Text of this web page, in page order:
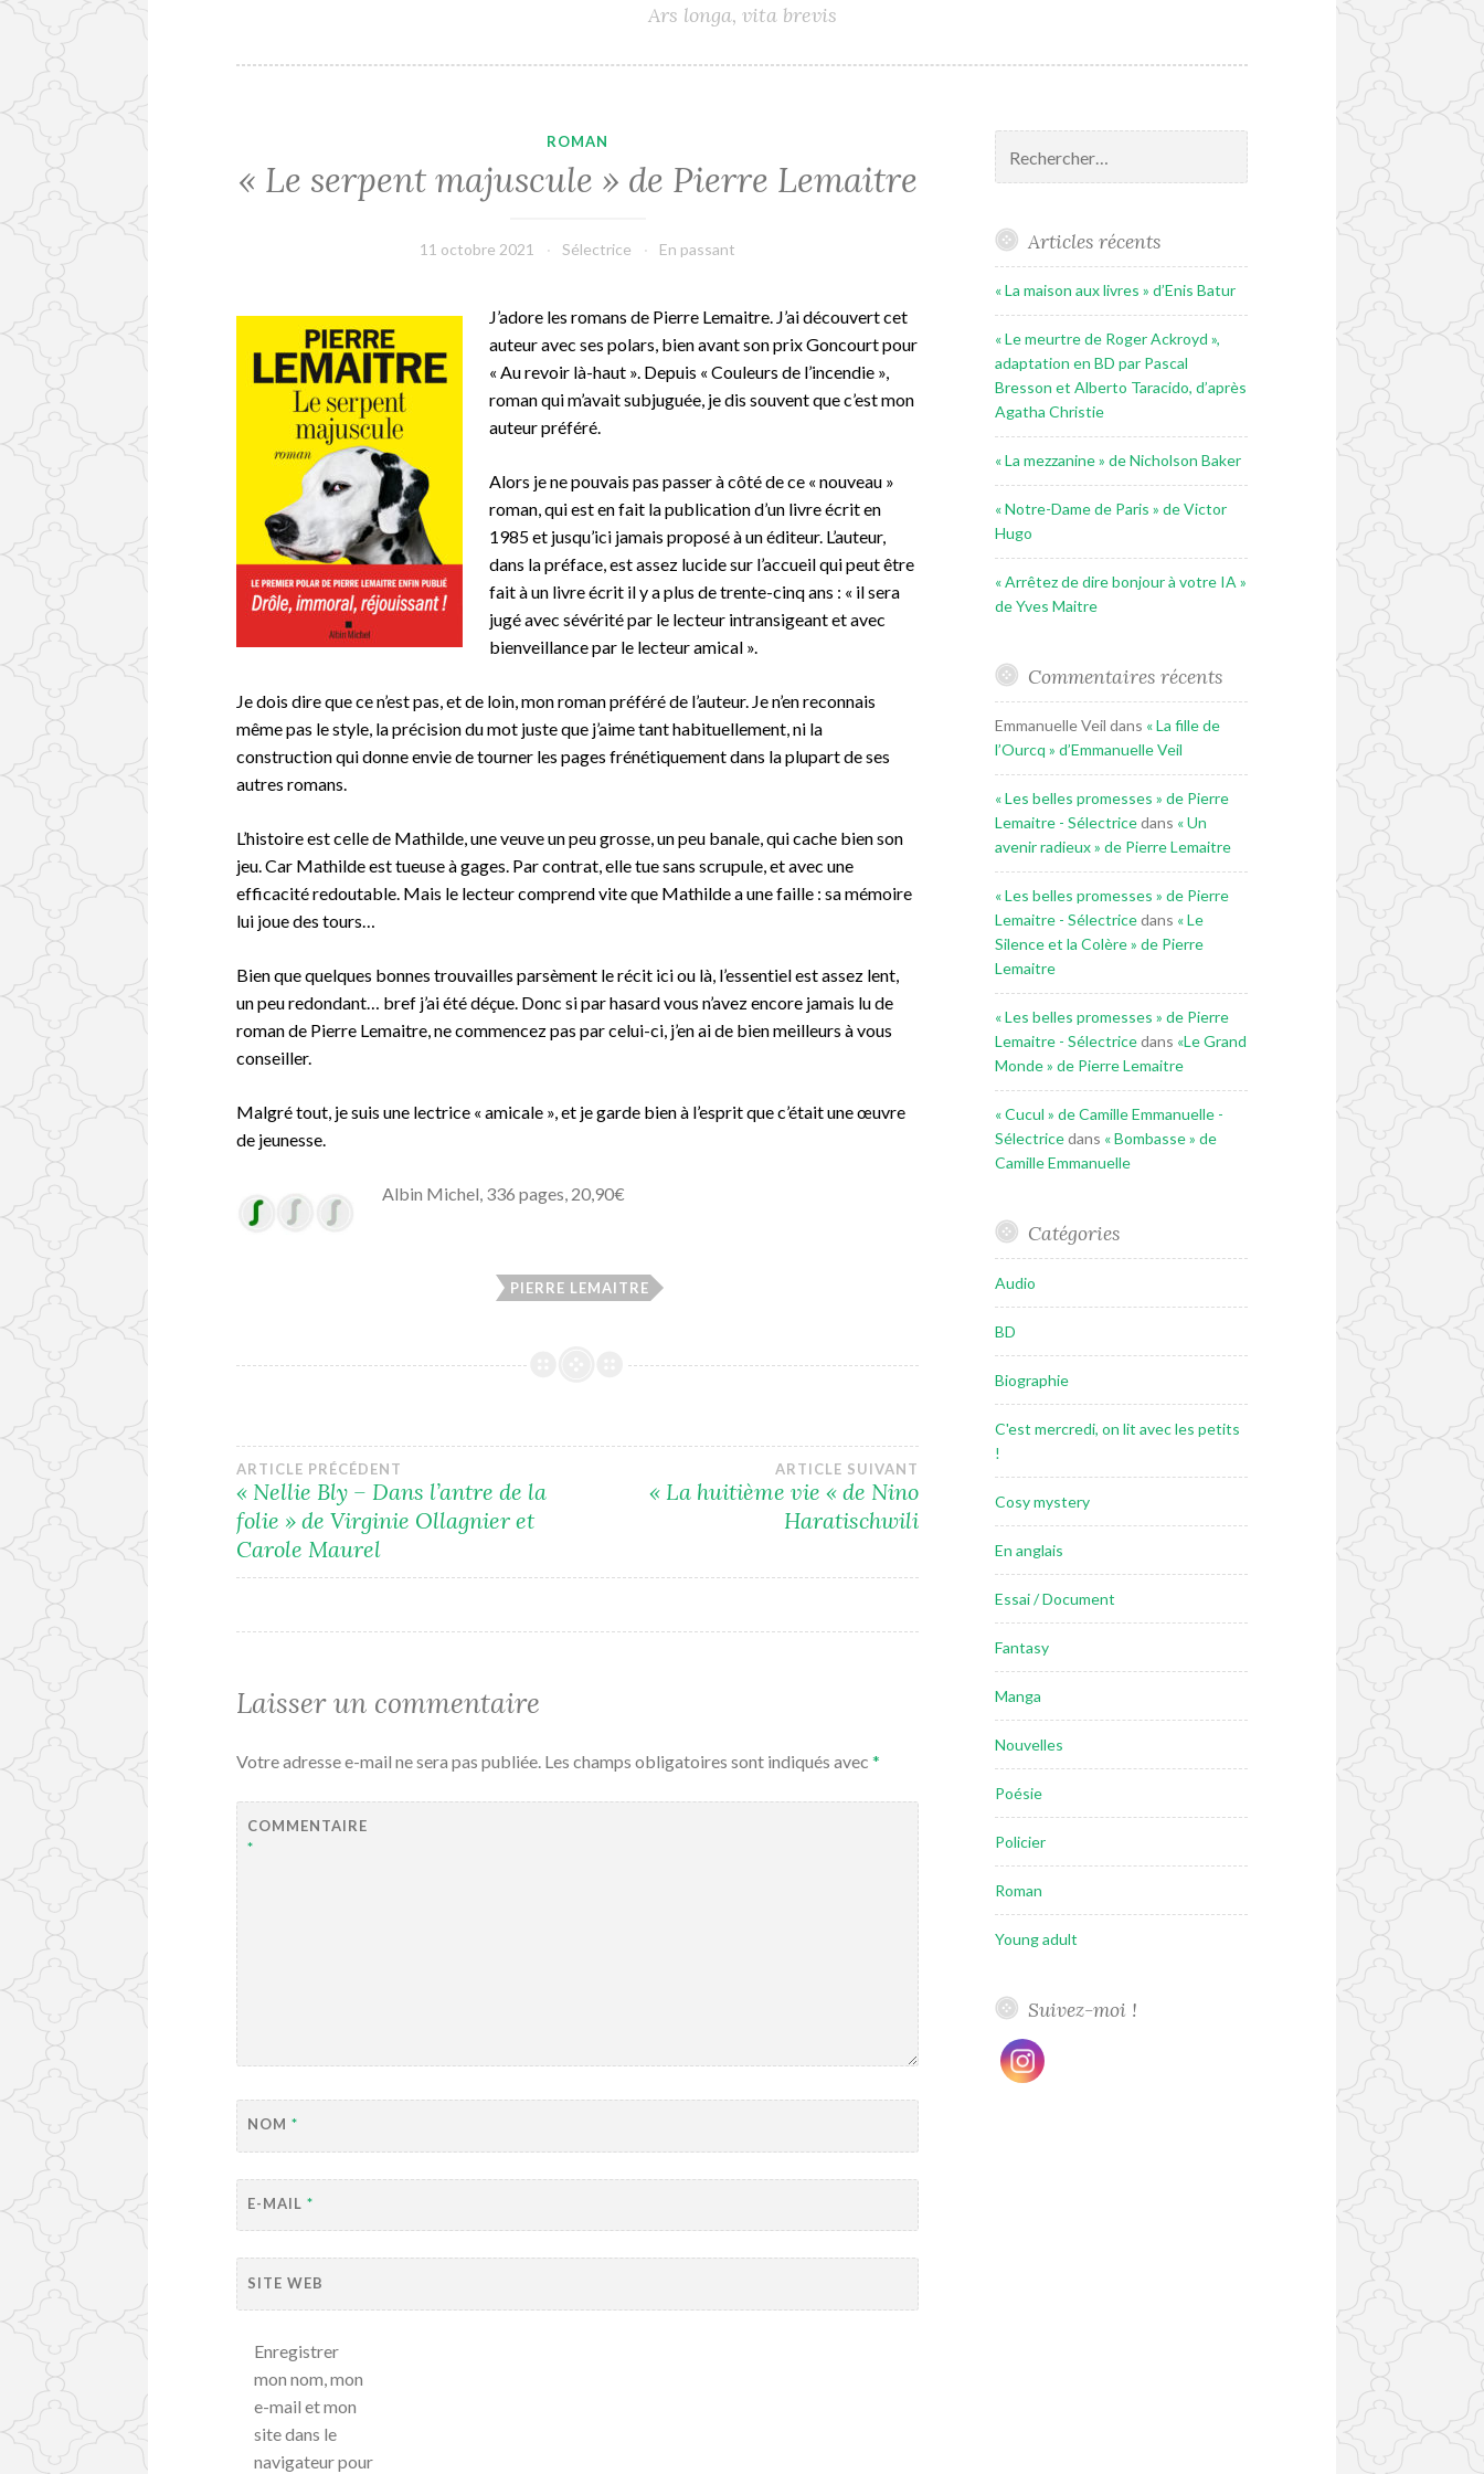
Ars longa, vita brevis
ROMAN
« Le serpent majuscule » de Pierre Lemaitre
11 octobre 2021 Sélectrice En passant
J’adore les romans de Pierre Lemaitre. J’ai découvert cet
auteur avec ses polars, bien avant son prix Goncourt pour
« Au revoir là-haut ». Depuis « Couleurs de l’incendie »,
roman qui m’avait subjuguée, je dis souvent que c’est mon
auteur préféré.
Alors je ne pouvais pas passer à côté de ce « nouveau »
roman, qui est en fait la publication d’un livre écrit en
1985 et jusqu’ici jamais proposé à un éditeur. L’auteur,
dans la préface, est assez lucide sur l’accueil qui peut être
fait à un livre écrit il y a plus de trente-cinq ans : « il sera
jugé avec sévérité par le lecteur intransigeant et avec
bienveillance par le lecteur amical ».
Je dois dire que ce n’est pas, et de loin, mon roman préféré de l’auteur. Je n’en reconnais
même pas le style, la précision du mot juste que j’aime tant habituellement, ni la
construction qui donne envie de tourner les pages frénétiquement dans la plupart de ses
autres romans.
L’histoire est celle de Mathilde, une veuve un peu grosse, un peu banale, qui cache bien son
jeu. Car Mathilde est tueuse à gages. Par contrat, elle tue sans scrupule, et avec une
efficacité redoutable. Mais le lecteur comprend vite que Mathilde a une faille : sa mémoire
lui joue des tours…
Bien que quelques bonnes trouvailles parsèment le récit ici ou là, l’essentiel est assez lent,
un peu redondant… bref j’ai été déçue. Donc si par hasard vous n’avez encore jamais lu de
roman de Pierre Lemaitre, ne commencez pas par celui-ci, j’en ai de bien meilleurs à vous
conseiller.
Malgré tout, je suis une lectrice « amicale », et je garde bien à l’esprit que c’était une œuvre
de jeunesse.
Albin Michel, 336 pages, 20,90€
PIERRE LEMAITRE
Navigation
de
l’article
ARTICLE PRÉCÉDENT
« Nellie Bly – Dans l’antre de la
folie » de Virginie Ollagnier et
Carole Maurel
ARTICLE SUIVANT
« La huitième vie « de Nino
Haratischwili
Laisser un commentaire
Votre adresse e-mail ne sera pas publiée. Les champs obligatoires sont indiqués avec*
COMMENTAIRE
*
NOM*
E-MAIL*
SITE WEB
Enregistrer
mon nom, mon
e-mail et mon
site dans le
navigateur pour
Articles récents
« La maison aux livres » d’Enis Batur
« Le meurtre de Roger Ackroyd »,
adaptation en BD par Pascal
Bresson et Alberto Taracido, d’après
Agatha Christie
« La mezzanine » de Nicholson Baker
« Notre-Dame de Paris » de Victor
Hugo
« Arrêtez de dire bonjour à votre IA »
de Yves Maitre
Commentaires récents
Emmanuelle Veil dans « La fille de
l’Ourcq » d’Emmanuelle Veil
« Les belles promesses » de Pierre
Lemaitre - Sélectricedans « Un
avenir radieux » de Pierre Lemaitre
« Les belles promesses » de Pierre
Lemaitre - Sélectricedans « Le
Silence et la Colère » de Pierre
Lemaitre
« Les belles promesses » de Pierre
Lemaitre - Sélectricedans «Le Grand
Monde » de Pierre Lemaitre
« Cucul » de Camille Emmanuelle -
Sélectricedans « Bombasse » de
Camille Emmanuelle
Catégories
Audio
BD
Biographie
C'est mercredi, on lit avec les petits
!
Cosy mystery
En anglais
Essai / Document
Fantasy
Manga
Nouvelles
Poésie
Policier
Roman
Young adult
Suivez-moi !